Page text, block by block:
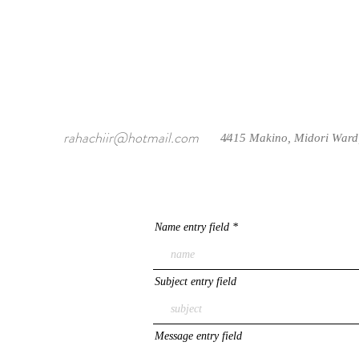
rahachiir@hotmail.com /
4415 Makino, Midori
Name entry field
Subject entry field
Message entry field